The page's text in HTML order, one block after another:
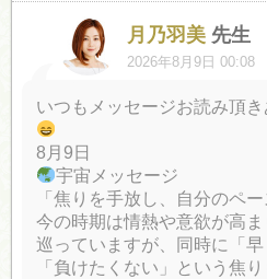
月乃羽美 先生
2026年8月9日 00:08
いつもメッセージお読み頂
8月9日
宇宙メッセージ
「焦りを手放し、自分のペ
今の時期は情熱や意欲が高
巡っていますが、同時に「早
「負けたくない」という焦